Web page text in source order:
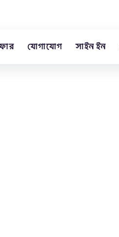
যোগাযোগ সাইন ইন